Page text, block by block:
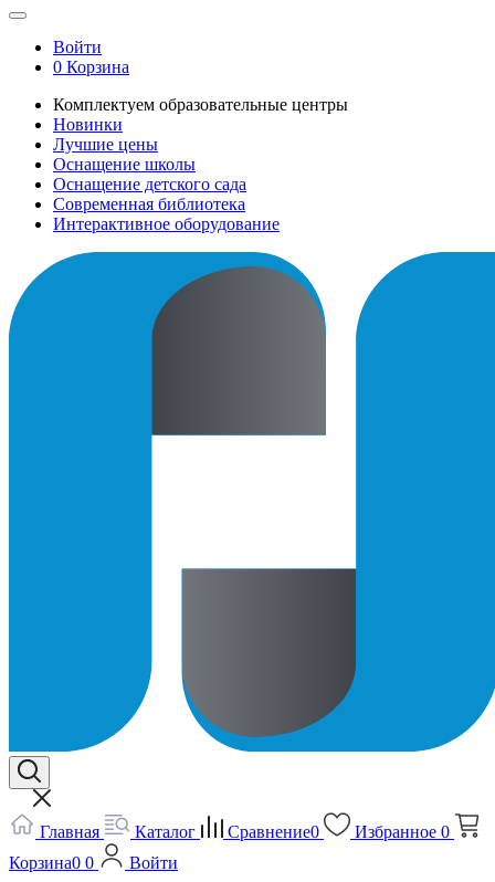
Войти
0 Корзина
Комплектуем образовательные центры
Новинки
Лучшие цены
Оснащение школы
Оснащение детского сада
Современная библиотека
Интерактивное оборудование
Главная Каталог Сравнение0 Избранное 0
Корзина0 0
Войти